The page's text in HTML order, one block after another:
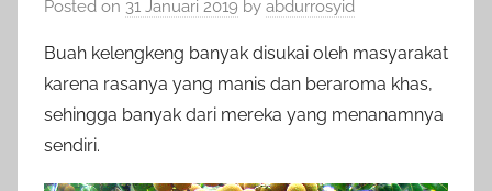
Posted on 31 Januari 2019 by abdurrosyid
Buah kelengkeng banyak disukai oleh masyarakat
karena rasanya yang manis dan beraroma khas,
sehingga banyak dari mereka yang menanamnya
sendiri.